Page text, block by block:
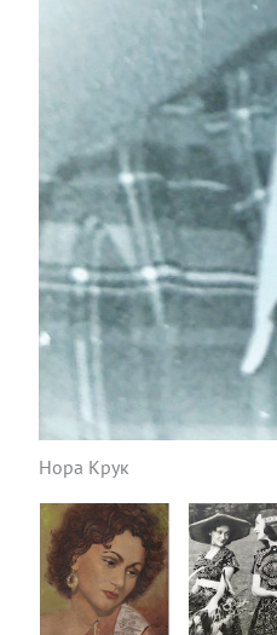
Нора Крук